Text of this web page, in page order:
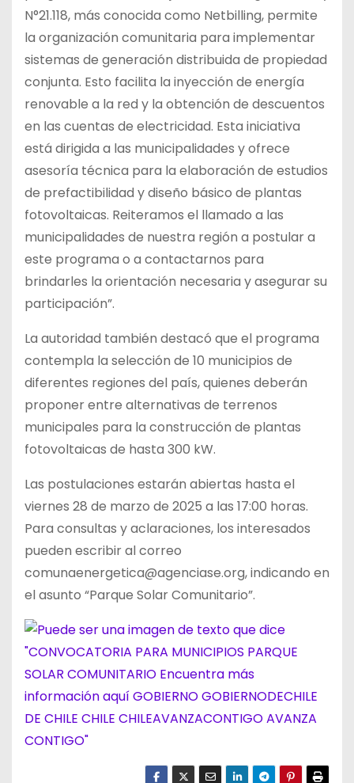
N°21.118, más conocida como Netbilling, permite
la organización comunitaria para implementar
sistemas de generación distribuida de propiedad
conjunta. Esto facilita la inyección de energía
renovable a la red y la obtención de descuentos
en las cuentas de electricidad. Esta iniciativa
está dirigida a las municipalidades y ofrece
asesoría técnica para la elaboración de estudios
de prefactibilidad y diseño básico de plantas
fotovoltaicas. Reiteramos el llamado a las
municipalidades de nuestra región a postular a
este programa o a contactarnos para
brindarles la orientación necesaria y asegurar su
participación”.
La autoridad también destacó que el programa
contempla la selección de 10 municipios de
diferentes regiones del país, quienes deberán
proponer entre alternativas de terrenos
municipales para la construcción de plantas
fotovoltaicas de hasta 300 kW.
Las postulaciones estarán abiertas hasta el
viernes 28 de marzo de 2025 a las 17:00 horas.
Para consultas y aclaraciones, los interesados
pueden escribir al correo
comunaenergetica@agenciase.org, indicando en
el asunto “Parque Solar Comunitario”.